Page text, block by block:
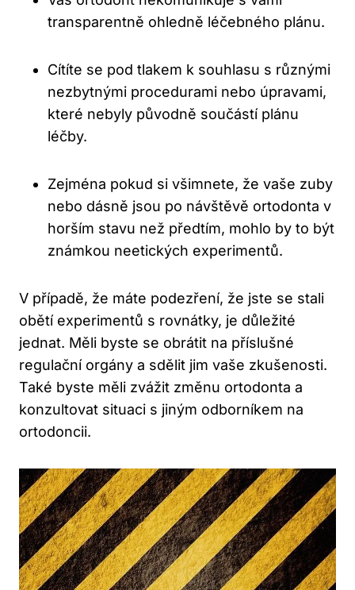
transparentně ohledně léčebného plánu.
Cítíte se pod tlakem k souhlasu s různými
nezbytnými procedurami nebo úpravami,
které nebyly původně součástí plánu
léčby.
Zejména pokud si všimnete, že vaše zuby
nebo dásně jsou po návštěvě ortodonta v
horším stavu než předtím, mohlo by to být
známkou neetických experimentů.
V případě, že máte podezření, že jste se stali
obětí experimentů s rovnátky, je důležité
jednat. Měli byste se obrátit na příslušné
regulační orgány a sdělit jim vaše zkušenosti.
Také byste měli zvážit změnu ortodonta a
konzultovat situaci s jiným odborníkem na
ortodoncii.